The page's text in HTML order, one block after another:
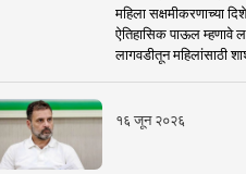
महिला सक्षमीकरणाच्या
ऐतिहासिक पाऊल म्हणावे
लागवडीतून महिलांसाठी
१६ जून २०२६